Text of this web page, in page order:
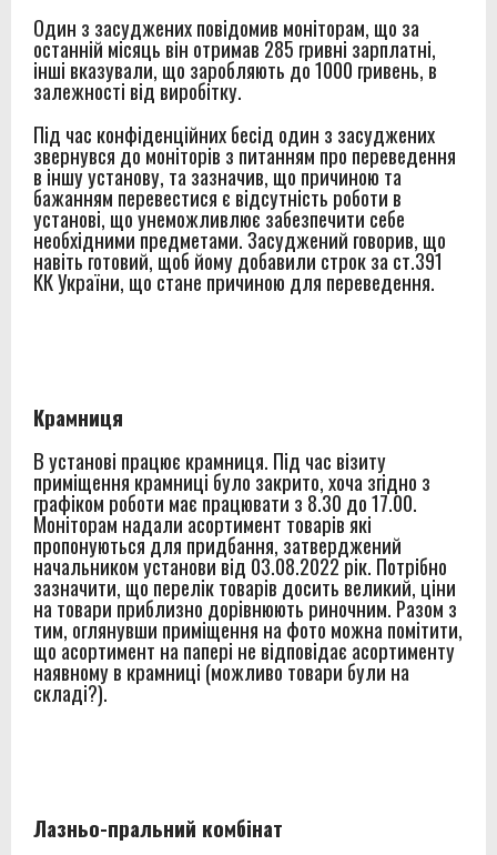
Один з засуджених повідомив моніторам, що за
останній місяць він отримав 285 гривні зарплатні,
інші вказували, що заробляють до 1000 гривень, в
залежності від виробітку.
Під час конфіденційних бесід один з засуджених
звернувся до моніторів з питанням про переведення
в іншу установу, та зазначив, що причиною та
бажанням перевестися є відсутність роботи в
установі, що унеможливлює забезпечити себе
необхідними предметами. Засуджений говорив, що
навіть готовий, щоб йому добавили строк за ст.391
КК України, що стане причиною для переведення.
Крамниця
В установі працює крамниця. Під час візиту
приміщення крамниці було закрито, хоча згідно з
графіком роботи має працювати з 8.30 до 17.00.
Моніторам надали асортимент товарів які
пропонуються для придбання, затверджений
начальником установи від 03.08.2022 рік. Потрібно
зазначити, що перелік товарів досить великий, ціни
на товари приблизно дорівнюють риночним. Разом з
тим, оглянувши приміщення на фото можна помітити,
що асортимент на папері не відповідає асортименту
наявному в крамниці (можливо товари були на
складі?).
Лазньо-пральний комбінат